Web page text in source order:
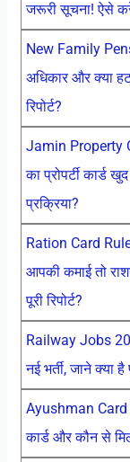
जरूरी सूचना! ऐसे
New Family
अधिकार और क्या
रिपोर्ट?
Jamin Property
का प्रोपर्टी कार्ड
प्रक्रिया?
Ration Card
आपकी कमाई तो
पूरी रिपोर्ट?
Railway Jobs
नई भर्ती, जाने क्या
Ayushman Card
कार्ड और कौन से